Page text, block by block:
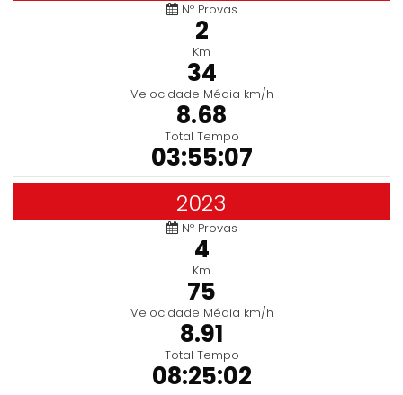
Nº Provas
2
Km
34
Velocidade Média km/h
8.68
Total Tempo
03:55:07
2023
Nº Provas
4
Km
75
Velocidade Média km/h
8.91
Total Tempo
08:25:02